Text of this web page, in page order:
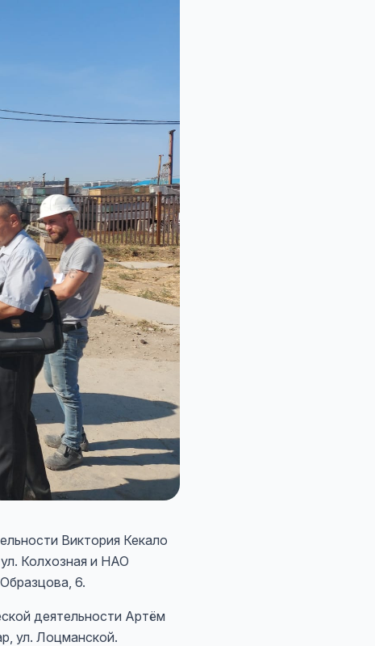
Виктория Кекало
Колхозная и НАО
6.
деятельности Артём
ул. Лоцманской.